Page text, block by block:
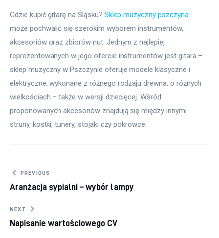
Gdzie kupić gitarę na Śląsku? Sklep muzyczny pszczyna
może pochwalić się szerokim wyborem instrumentów,
akcesoriów oraz zbiorów nut. Jednym z najlepiej
reprezentowanych w jego ofercie instrumentów jest gitara –
sklep muzyczny w Pszczynie oferuje modele klasyczne i
elektryczne, wykonane z różnego rodzaju drewna, o różnych
wielkościach – także w wersji dziecięcej. Wśród
proponowanych akcesoriów znajdują się między innymi
struny, kostki, tunery, stojaki czy pokrowce.
Nawigacja wpisu
PREVIOUS
Aranżacja sypialni – wybór lampy
NEXT
Napisanie wartościowego CV